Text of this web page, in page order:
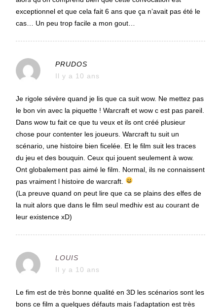
exceptionnel et que cela fait 6 ans que ça n’avait pas été le
cas… Un peu trop facile a mon gout…
PRUDOS
Il y a 10 ans
Je rigole sévère quand je lis que ca suit wow. Ne mettez pas
le bon vin avec la piquette ! Warcraft et wow c est pas pareil.
Dans wow tu fait ce que tu veux et ils ont créé plusieur
chose pour contenter les joueurs. Warcraft tu suit un
scénario, une histoire bien ficelée. Et le film suit les traces
du jeu et des bouquin. Ceux qui jouent seulement à wow.
Ont globalement pas aimé le film. Normal, ils ne connaissent
pas vraiment l histoire de warcraft.
(La preuve quand on peut lire que ca se plains des elfes de
la nuit alors que dans le film seul medhiv est au courant de
leur existence xD)
LOUIS
Il y a 10 ans
Le fim est de très bonne qualité en 3D les scénarios sont les
bons ce film a quelques défauts mais l’adaptation est très